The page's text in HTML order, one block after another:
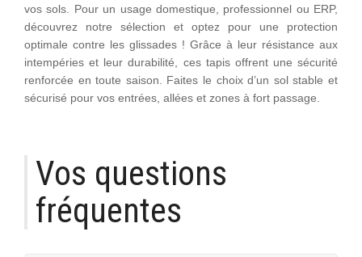
vos sols. Pour un usage domestique, professionnel ou ERP,
découvrez notre sélection et optez pour une protection
optimale contre les glissades ! Grâce à leur résistance aux
intempéries et leur durabilité, ces tapis offrent une sécurité
renforcée en toute saison. Faites le choix d’un sol stable et
sécurisé pour vos entrées, allées et zones à fort passage.
Vos questions
fréquentes